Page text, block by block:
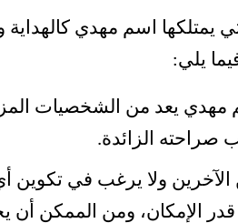
يمتلكها اسم مهدي
يلي:
يعد من الشخصيات
صراحته الزائدة.
ولا يرغب في تكوين
قدر الإمكان، ومن الممكن